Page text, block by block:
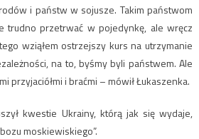
i państw w sojusze. Takim państwom
trudno przetrwać w pojedynkę, ale wręcz
wziąłem ostrzejszy kurs na utrzymanie
na to, byśmy byli państwem. Ale
przyjaciółmi i braćmi – mówił Łukaszenka.
kwestie Ukrainy, którą jak się wydaje,
moskiewiskiego”.